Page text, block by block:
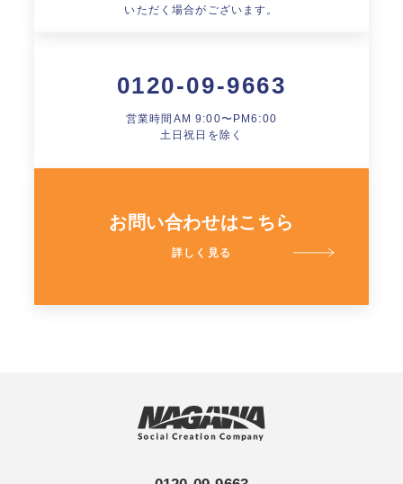
いただく場合がございます。
0120-09-9663
営業時間AM 9:00〜PM6:00
土日祝日を除く
お問い合わせはこちら
詳しく見る